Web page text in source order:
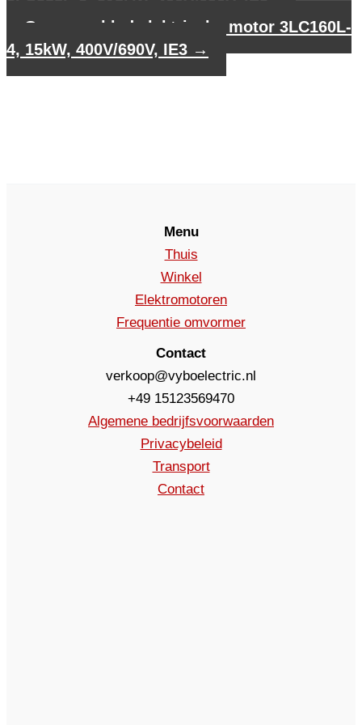
3LC355L-2, 315kW, 400V/690V, IE3
Gegevensblad elektrische motor 3LC160L-
4, 15kW, 400V/690V, IE3 →
Menu
Thuis
Winkel
Elektromotoren
Frequentie omvormer
Contact
verkoop@vyboelectric.nl
+49 15123569470
Algemene bedrijfsvoorwaarden
Privacybeleid
Transport
Contact